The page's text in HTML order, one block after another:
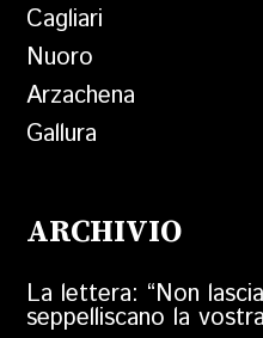
Cagliari
Nuoro
Arzachena
Gallura
ARCHIVIO
La lettera: “Non
seppelliscano la